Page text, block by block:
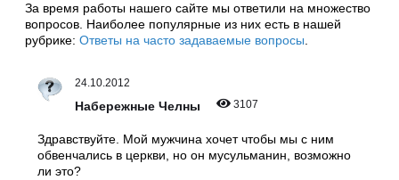
За время работы нашего сайте мы ответили на множество
вопросов. Наиболее популярные из них есть в нашей
рубрике: Ответы на часто задаваемые вопросы
24.10.2012
Набережные Челны 3107
Здравствуйте. Мой мужчина хочет чтобы мы с ним
обвенчались в церкви, но он мусульманин, возможно
ли это?